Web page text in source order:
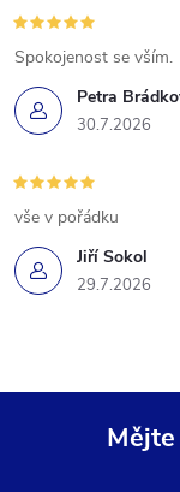
Petra
30.7.2026
Spokojenost se vším.
Jiří Sokol
29.7.2026
vše v pořádku